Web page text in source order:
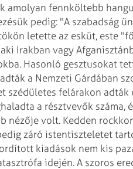
amolyan fennköltebb
pedig: "A szabadság
letette az esküt, este
Irakban vagy
Hasonló gesztusokat
a Nemzeti Gárdában
szédületes felárakon
a résztvevők
nézője volt. Kedden
záró istentiszteletet
kiadások nem kis
idején. A szoros